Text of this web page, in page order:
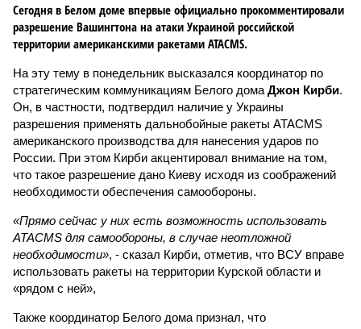
Сегодня в Белом доме впервые официально прокомментировали
разрешение Вашингтона на атаки Украиной российской
территории американскими ракетами ATACMS.
На эту тему в понедельник высказался координатор по
стратегическим коммуникациям Белого дома Джон Кирби.
Он, в частности, подтвердил наличие у Украины
разрешения применять дальнобойные ракеты ATACMS
американского производства для нанесения ударов по
России. При этом Кирби акцентировал внимание на том,
что такое разрешение дано Киеву исходя из соображений
необходимости обеспечения самообороны.
«Прямо сейчас у них есть возможность использовать
ATACMS для самообороны, в случае неотложной
необходимости», - сказал Кирби, отметив, что ВСУ вправе
использовать ракеты на территории Курской области и
«рядом с ней»,
Также координатор Белого дома признал, что